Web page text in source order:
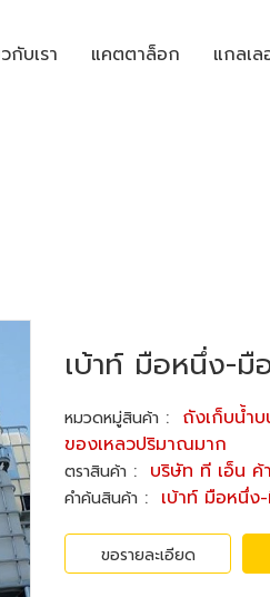
กับเรา แคตตาล็อก แกลเล
เบ้าท์ มือหนึ่ง-มื
หมวดหมู่สินค้า : ถังเก็บน้ำ
ของเหลวปริมาณมาก
ตราสินค้า : บริษัท ที เอ็น
คำค้นสินค้า : เบ้าท์ มือหนึ่ง
ขอรายละเอียด